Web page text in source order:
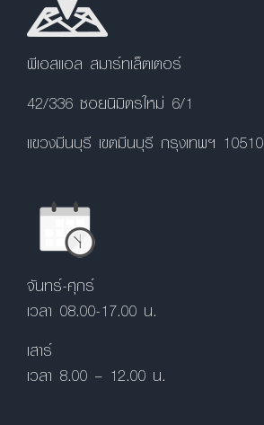
พีเอสแอล สมาร์ทเล็ตเตอร์
42/336 ซอยนิมิตรใหม่ 6/1
แขวงมีนบุรี เขตมีนบุรี กรุงเทพฯ 10510
จันทร์-ศุกร์
เวลา 08.00-17.00 น.
เสาร์
เวลา 8.00 – 12.00 น.